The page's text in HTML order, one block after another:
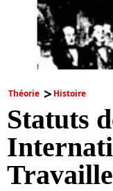
Théorie Histoire
Statuts